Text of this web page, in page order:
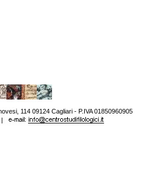
114 09124 Cagliari - P.IVA 01850960905